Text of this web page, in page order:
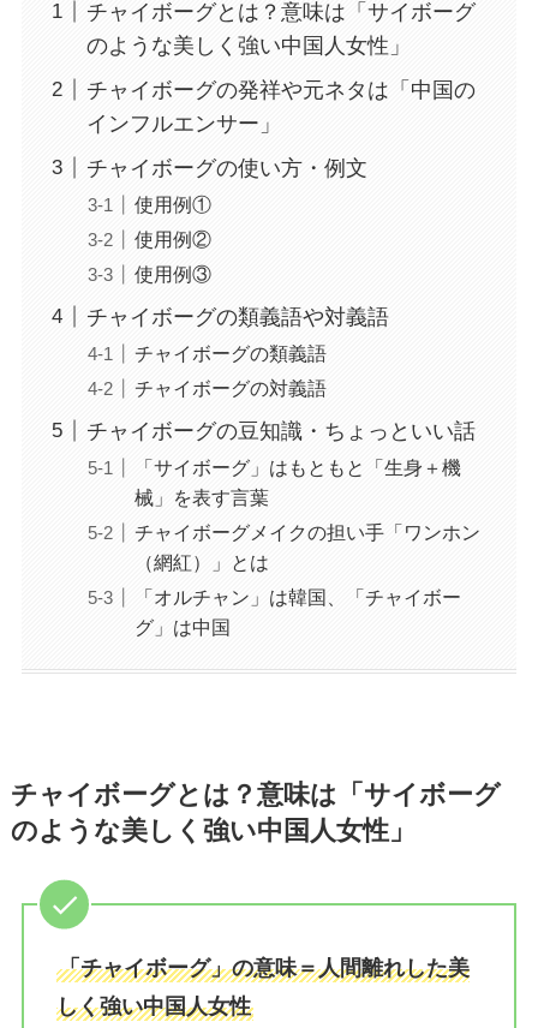
チャイボーグとは？意味は「サイボーグ
のような美しく強い中国人女性」
チャイボーグの発祥や元ネタは「中国の
インフルエンサー」
チャイボーグの使い方・例文
使用例①
使用例②
使用例③
チャイボーグの類義語や対義語
チャイボーグの類義語
チャイボーグの対義語
チャイボーグの豆知識・ちょっといい話
「サイボーグ」はもともと「生身＋機
械」を表す言葉
チャイボーグメイクの担い手「ワンホン
（網紅）」とは
「オルチャン」は韓国、「チャイボー
グ」は中国
チャイボーグとは？意味は「サイボーグ
のような美しく強い中国人女性」
「チャイボーグ」の意味＝人間離れした美
しく強い中国人女性